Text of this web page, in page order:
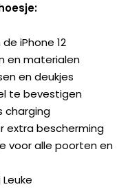
iPhone 12
en materialen
en deukjes
te bevestigen
charging
extra bescherming
voor alle poorten en